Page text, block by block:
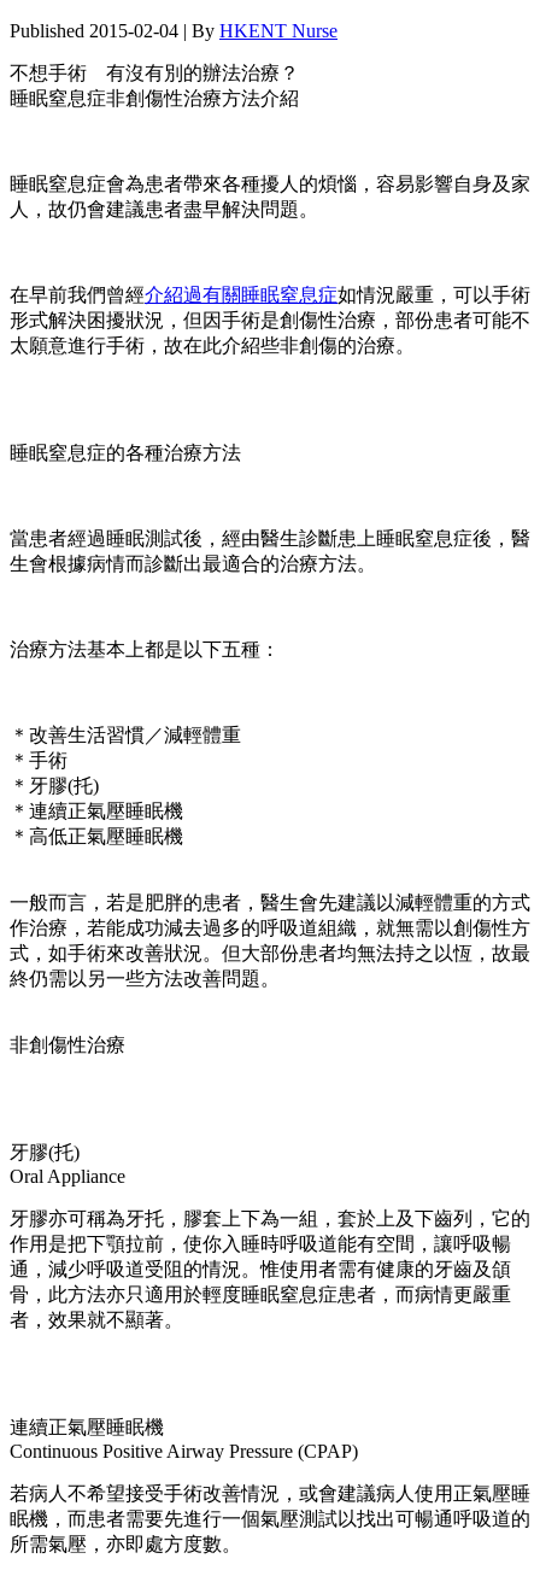
Published 2015-02-04 | By HKENT Nurse
不想手術 有沒有別的辦法治療？
睡眠窒息症非創傷性治療方法介紹
睡眠窒息症會為患者帶來各種擾人的煩惱，容易影響自身及家
人，故仍會建議患者盡早解決問題。
在早前我們曾經介紹過有關睡眠窒息症如情況嚴重，可以手術
形式解決困擾狀況，但因手術是創傷性治療，部份患者可能不
太願意進行手術，故在此介紹些非創傷的治療。
睡眠窒息症的各種治療方法
當患者經過睡眠測試後，經由醫生診斷患上睡眠窒息症後，醫
生會根據病情而診斷出最適合的治療方法。
治療方法基本上都是以下五種：
＊改善生活習慣／減輕體重
＊手術
＊牙膠(托)
＊連續正氣壓睡眠機
＊高低正氣壓睡眠機
一般而言，若是肥胖的患者，醫生會先建議以減輕體重的方式
作治療，若能成功減去過多的呼吸道組織，就無需以創傷性方
式，如手術來改善狀況。但大部份患者均無法持之以恆，故最
終仍需以另一些方法改善問題。
非創傷性治療
牙膠(托)
Oral Appliance
牙膠亦可稱為牙托，膠套上下為一組，套於上及下齒列，它的
作用是把下顎拉前，使你入睡時呼吸道能有空間，讓呼吸暢
通，減少呼吸道受阻的情況。惟使用者需有健康的牙齒及頜
骨，此方法亦只適用於輕度睡眠窒息症患者，而病情更嚴重
者，效果就不顯著。
連續正氣壓睡眠機
Continuous Positive Airway Pressure (CPAP)
若病人不希望接受手術改善情況，或會建議病人使用正氣壓睡
眠機，而患者需要先進行一個氣壓測試以找出可暢通呼吸道的
所需氣壓，亦即處方度數。